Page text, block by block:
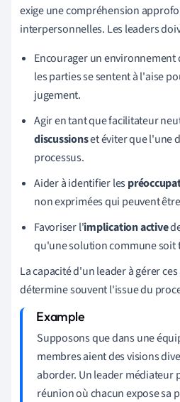
exige une compréhension
interpersonnelles. Les leaders
Encourager un environnement
les parties se sentent à l'aise
jugement.
Agir en tant que facilitateur
discussionset éviter que l'une
processus.
Aider à identifier les
non exprimées qui peuvent
Favoriser l'implication active
qu'une solution commune soit
La capacité d'un leader à gérer
détermine souvent l'issue du
Supposons que dans une
membres aient des visions
aborder. Un leader médiateur
réunion où chacun expose sa